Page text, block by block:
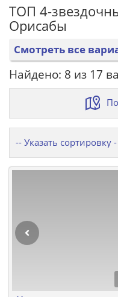
ТОП 4-
Орисабы
Смотреть все
Найдено: 8 из 17